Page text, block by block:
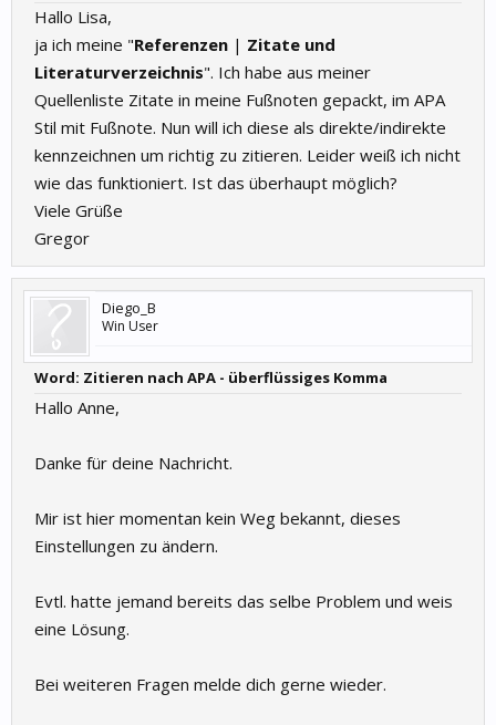
Hallo Lisa,
ja ich meine "Referenzen | Zitate und
Literaturverzeichnis". Ich habe aus meiner
Quellenliste Zitate in meine Fußnoten gepackt, im APA
Stil mit Fußnote. Nun will ich diese als direkte/indirekte
kennzeichnen um richtig zu zitieren. Leider weiß ich nicht
wie das funktioniert. Ist das überhaupt möglich?
Viele Grüße
Gregor
Diego_B
Win User
Word: Zitieren nach APA - überflüssiges Komma
Hallo Anne,
Danke für deine Nachricht.
Mir ist hier momentan kein Weg bekannt, dieses
Einstellungen zu ändern.
Evtl. hatte jemand bereits das selbe Problem und weis
eine Lösung.
Bei weiteren Fragen melde dich gerne wieder.